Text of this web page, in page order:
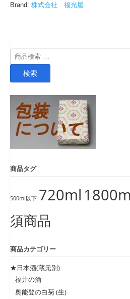
Brand: 株式会社 福光屋
検
索
検索
商品タグ
500ml以下 720ml
須商品
商品カテゴリー
★日本酒(蔵元別)
福井の酒
奥能登の白菊 (生)